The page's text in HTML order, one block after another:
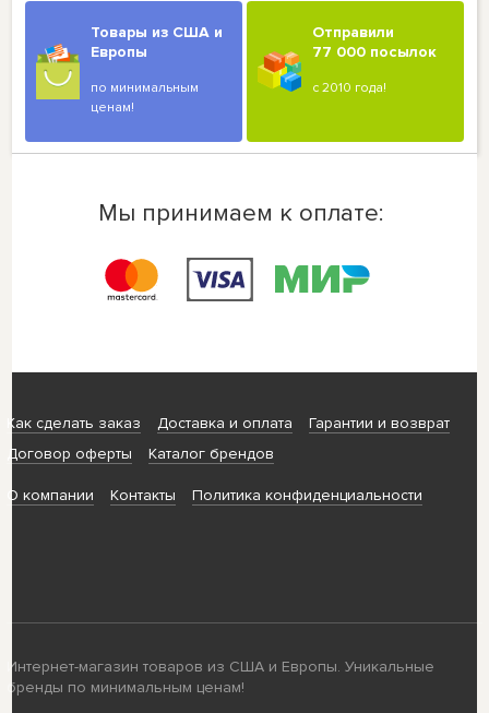
Товары из США и
Европы
по минимальным
ценам!
Отправили
77 000 посылок
с 2010 года!
Мы принимаем к оплате:
Как сделать заказ Доставка и оплата
Гарантии и возврат
Договор оферты
Каталог брендов
О компании Контакты Политика конфиденциальности
Интернет-магазин товаров из США и Европы. Уникальные
бренды по минимальным ценам!